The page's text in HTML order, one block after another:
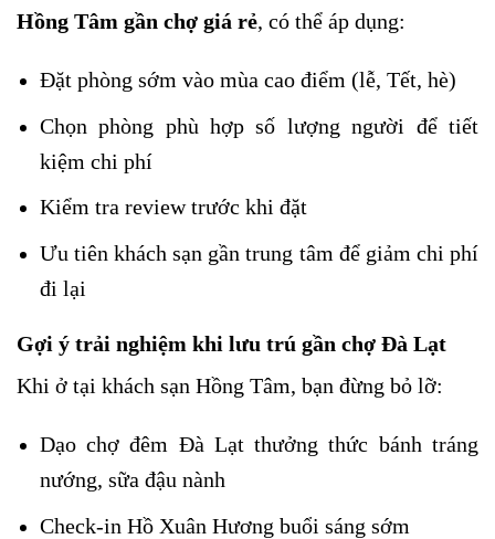
Hồng Tâm gần chợ giá rẻ, có thể áp dụng:
Đặt phòng sớm vào mùa cao điểm (lễ, Tết, hè)
Chọn phòng phù hợp số lượng người để tiết
kiệm chi phí
Kiểm tra review trước khi đặt
Ưu tiên khách sạn gần trung tâm để giảm chi phí
đi lại
Gợi ý trải nghiệm khi lưu trú gần chợ Đà Lạt
Khi ở tại khách sạn Hồng Tâm, bạn đừng bỏ lỡ:
Dạo chợ đêm Đà Lạt thưởng thức bánh tráng
nướng, sữa đậu nành
Check-in Hồ Xuân Hương buổi sáng sớm